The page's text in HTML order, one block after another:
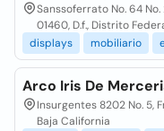
Sanssoferrato No. 64
01460, D.f., Distrito
displays
mobiliario
Arco Iris De
Insurgentes 8202 No. 5,
Baja California